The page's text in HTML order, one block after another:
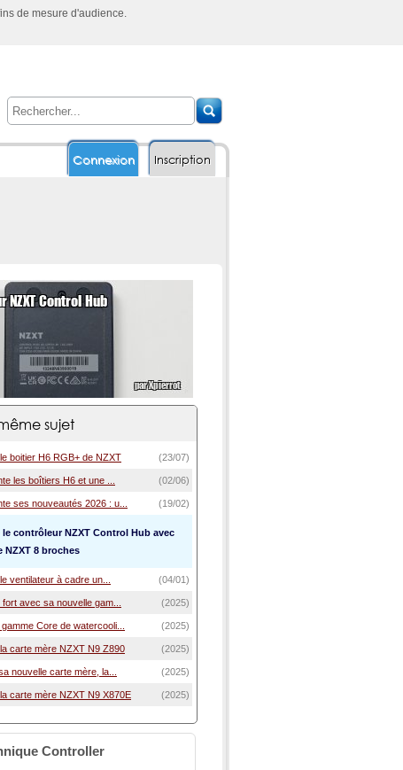
de mesure d'audience.
Inscription
Connexion
sujet
boitier H6 RGB+ de NZXT (23/07)
les boîtiers H6 et une ... (02/06)
ses nouveautés 2026 : u... (19/02)
le contrôleur NZXT Control Hub avec
NZXT 8 broches
ventilateur à cadre un... (04/01)
avec sa nouvelle gam... (2025)
Core de watercooli... (2025)
carte mère NZXT N9 Z890 (2025)
nouvelle carte mère, la... (2025)
carte mère NZXT N9 X870E (2025)
Controller